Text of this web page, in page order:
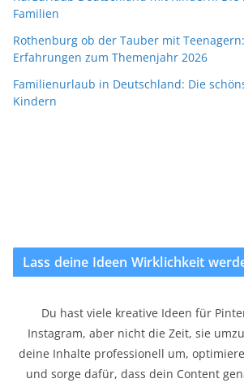
Familien
Rothenburg ob der Tauber mit
Erfahrungen zum Themenjahr 2026
Familienurlaub in Deutschland: Die
Kindern
Lass deine Ideen Wirklichkeit
Du hast viele kreative Ideen für
Instagram, aber nicht die Zeit, sie
deine Inhalte professionell um,
und sorge dafür, dass dein Content